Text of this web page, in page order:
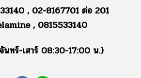
, 02-8167701 ต่อ 201
, 0815533140
นทร์-เสาร์ 08:30-17:00 น.)